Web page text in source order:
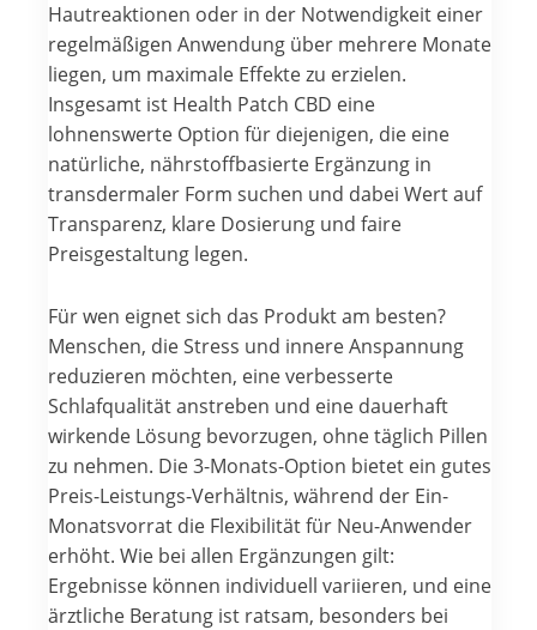
Hautreaktionen oder in der Notwendigkeit einer
regelmäßigen Anwendung über mehrere Monate
liegen, um maximale Effekte zu erzielen.
Insgesamt ist Health Patch CBD eine
lohnenswerte Option für diejenigen, die eine
natürliche, nährstoffbasierte Ergänzung in
transdermaler Form suchen und dabei Wert auf
Transparenz, klare Dosierung und faire
Preisgestaltung legen.
Für wen eignet sich das Produkt am besten?
Menschen, die Stress und innere Anspannung
reduzieren möchten, eine verbesserte
Schlafqualität anstreben und eine dauerhaft
wirkende Lösung bevorzugen, ohne täglich Pillen
zu nehmen. Die 3-Monats-Option bietet ein gutes
Preis-Leistungs-Verhältnis, während der Ein-
Monatsvorrat die Flexibilität für Neu-Anwender
erhöht. Wie bei allen Ergänzungen gilt:
Ergebnisse können individuell variieren, und eine
ärztliche Beratung ist ratsam, besonders bei